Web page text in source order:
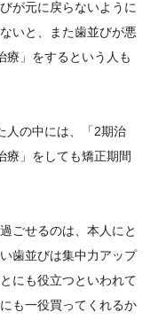
が元に戻らないように
いと、また歯並びが悪
療」をするという人も
人の中には、「2期治
療」をしても矯正期間
ごせるのは、本人にと
歯並びは集中力アップ
にも役立つといわれて
も一役買ってくれるか